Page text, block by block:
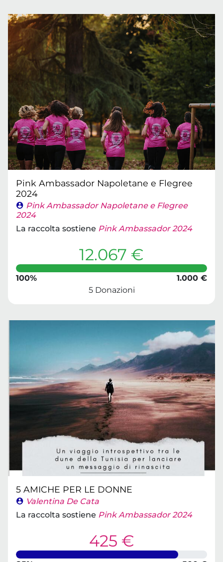
Pink Ambassador Napoletane e Flegree
2024
Pink Ambassador Napoletane e Flegree
2024
La raccolta sostiene Pink Ambassador 2024
12.067 €
100%
1.000 €
5 Donazioni
5 AMICHE PER LE DONNE
Valentina De Cata
La raccolta sostiene Pink Ambassador 2024
425 €